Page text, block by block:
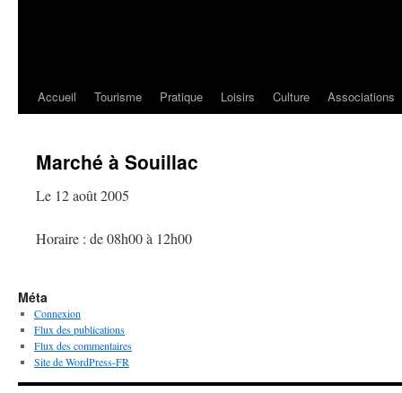
Accueil Tourisme Pratique Loisirs Culture Associations
Marché à Souillac
Le 12 août 2005
Horaire : de 08h00 à 12h00
Méta
Connexion
Flux des publications
Flux des commentaires
Site de WordPress-FR